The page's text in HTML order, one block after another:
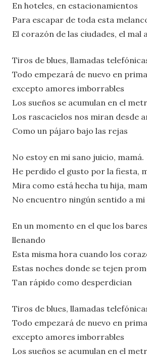
En hoteles, en estacionamientos
Para escapar de toda esta
El corazón de las ciudades, el mal
Tiros de blues, llamadas
Todo empezará de nuevo en
excepto amores imborrables
Los sueños se acumulan en el
Los rascacielos nos miran desde
Como un pájaro bajo las rejas
No estoy en mi sano juicio, mamá.
He perdido el gusto por la fiesta,
Mira como está hecha tu hija,
No encuentro ningún sentido a mi
En un momento en el que los
llenando
Esta misma hora cuando los
Estas noches donde se tejen
Tan rápido como desperdician
Tiros de blues, llamadas
Todo empezará de nuevo en
excepto amores imborrables
Los sueños se acumulan en el